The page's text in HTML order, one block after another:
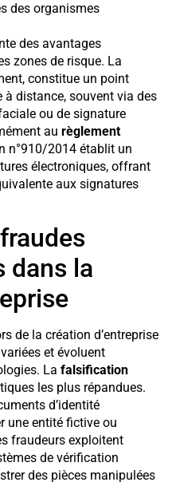
des organismes
des avantages
zones de risque. La
constitue un point
à distance, souvent via des
ou de signature
au règlement
n°910/2014 établit un
électroniques, offrant
aux signatures
dans la
de la création d’entreprise
et évoluent
La falsification
les plus répandues.
d’identité
une entité fictive ou
fraudeurs exploitent
de vérification
des pièces manipulées